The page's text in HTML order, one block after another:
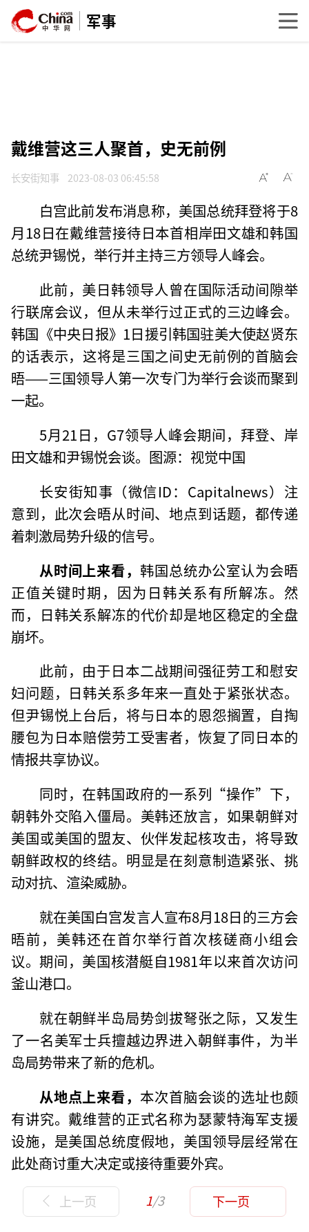
军事
戴维营这三人聚首，史无前例
长安街知事 2023-08-03 06:45:58
白宫此前发布消息称，美国总统拜登将于8
月18日在戴维营接待日本首相岸田文雄和韩国
总统尹锡悦，举行并主持三方领导人峰会。
此前，美日韩领导人曾在国际活动间隙举
行联席会议，但从未举行过正式的三边峰会。
韩国《中央日报》1日援引韩国驻美大使赵贤东
的话表示，这将是三国之间史无前例的首脑会
晤——三国领导人第一次专门为举行会谈而聚到
一起。
5月21日，G7领导人峰会期间，拜登、岸
田文雄和尹锡悦会谈。图源：视觉中国
长安街知事（微信ID：Capitalnews）注
意到，此次会晤从时间、地点到话题，都传递
着刺激局势升级的信号。
从时间上来看， 韩国总统办公室认为会晤
正值关键时期，因为日韩关系有所解冻。然
而，日韩关系解冻的代价却是地区稳定的全盘
崩坏。
此前，由于日本二战期间强征劳工和慰安
妇问题，日韩关系多年来一直处于紧张状态。
但尹锡悦上台后，将与日本的恩怨搁置，自掏
腰包为日本赔偿劳工受害者，恢复了同日本的
情报共享协议。
同时，在韩国政府的一系列“操作”下，
朝韩外交陷入僵局。美韩还放言，如果朝鲜对
美国或美国的盟友、伙伴发起核攻击，将导致
朝鲜政权的终结。明显是在刻意制造紧张、挑
动对抗、渲染威胁。
就在美国白宫发言人宣布8月18日的三方会
晤前，美韩还在首尔举行首次核磋商小组会
议。期间，美国核潜艇自1981年以来首次访问
釜山港口。
就在朝鲜半岛局势剑拔弩张之际，又发生
了一名美军士兵擅越边界进入朝鲜事件，为半
岛局势带来了新的危机。
从地点上来看， 本次首脑会谈的选址也颇
有讲究。戴维营的正式名称为瑟蒙特海军支援
设施，是美国总统度假地，美国领导层经常在
此处商讨重大决定或接待重要外宾。
上一页 1/3 下一页